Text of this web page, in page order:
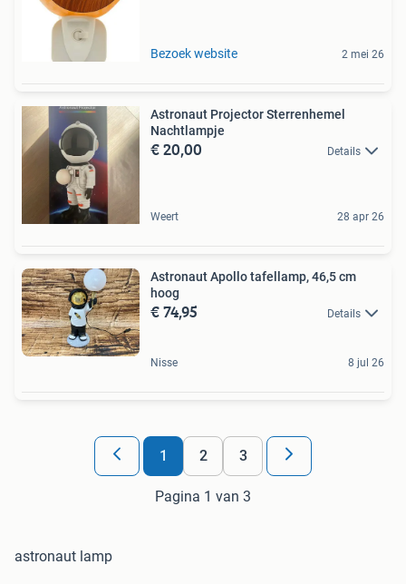
Bezoek website 2 mei 26
Astronaut Projector Sterrenhemel
Nachtlampje
€ 20,00 Details
Weert 28 apr 26
Astronaut Apollo tafellamp, 46,5 cm
hoog
€ 74,95 Details
Nisse 8 jul 26
1 2 3
Pagina 1 van 3
astronaut lamp